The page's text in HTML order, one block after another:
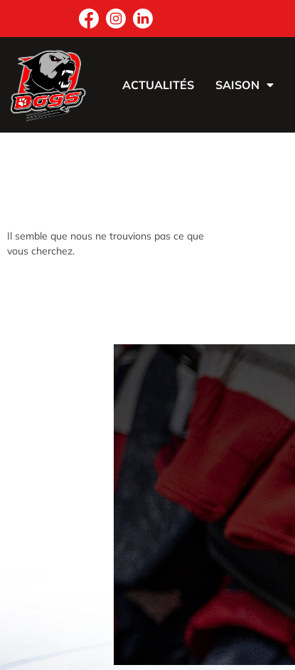
ACTUALITÉS SAISON
Il semble que nous ne trouvions pas ce que
vous cherchez.